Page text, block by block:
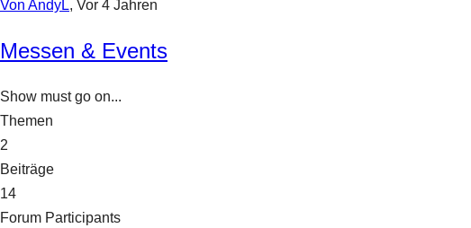
Von AndyL, Vor 4 Jahren
Messen & Events
Show must go on...
Themen
2
Beiträge
14
Forum Participants